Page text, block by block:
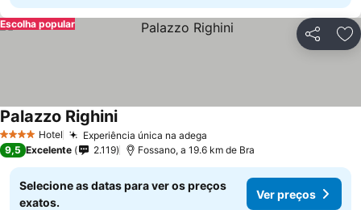
Partilhar
Escolha popular
4 EstrelasHotel Experiência única na adega
Palazzo Righini
9,5 Excelente 2.119 Fossano, a 19.6 km de Bra
Selecione as datas para ver os preços
exatos.
Ver preços